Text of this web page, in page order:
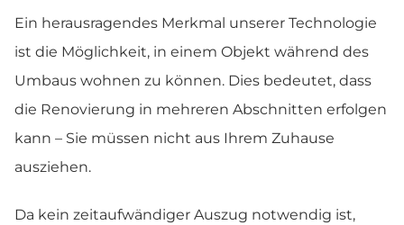
Ein herausragendes Merkmal unserer Technologie
ist die Möglichkeit, in einem Objekt während des
Umbaus wohnen zu können. Dies bedeutet, dass
die Renovierung in mehreren Abschnitten erfolgen
kann – Sie müssen nicht aus Ihrem Zuhause
ausziehen.
Da kein zeitaufwändiger Auszug notwendig ist,